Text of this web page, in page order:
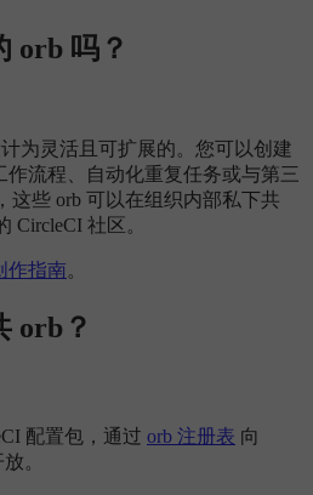
orb 吗？
为灵活且可扩展的。您可以创建
作流程、自动化重复任务或与第三
这些 orb 可以在组织内部私下共
CircleCI 社区。
作指南。
orb？
配置包，通过 orb 注册表 向
。